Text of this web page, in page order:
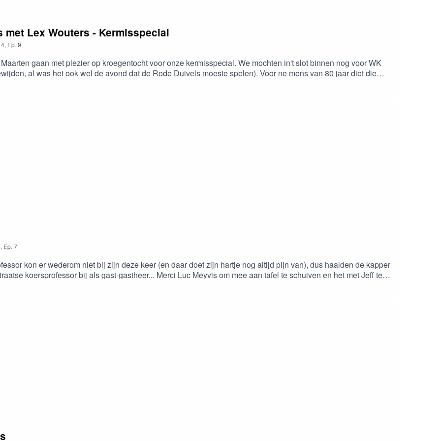
Lex Wouters - Kermisspecial
4, Ep. 9
gaan met plezier op kroegentocht voor onze kermisspecial. We mochten in't slot binnen nog voor WK
ongetwijfeld het gevolg als ge nog iedere week in het jeugdhuis zit... over 't Slot, de jeugd, de Kermis van
Lex Was trouwens ook de eerste die babbelkousen mocht aantrekken! Zelf nog een setje nodig? Surf
, Ep. 7
kon er wederom niet bij zijn deze keer (en daar doet zijn hartje nog altijd pijn van), dus haalden de kapper
koersprofessor bij als gast-gastheer... Merci Luc Meyvis om mee aan tafel te schuiven en het met Jeff te
grote koerskes gebeurt.Nog tot Minderhout kermis kunt ge uw babbelkousen bestellen aan een spotprijske